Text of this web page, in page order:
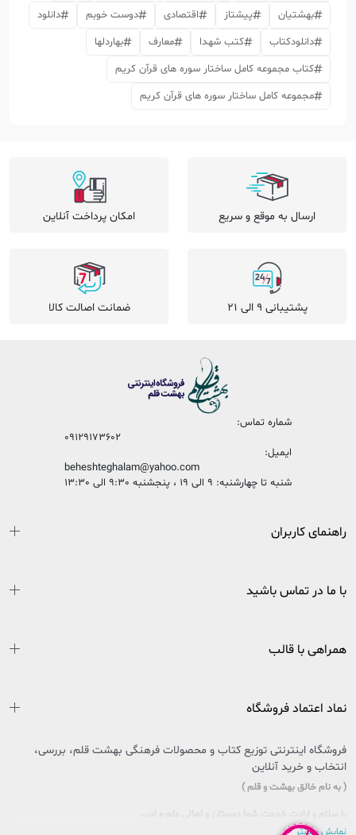
بهشتیان
پیشتاز اقتصادی دوست خوبم
دانلود
دانلودکتاب
کتب شهدا معارف
بهاردلها
کتاب مجموعه کامل ساختار سوره های قرآن کریم
مجموعه کامل ساختار سوره های قرآن کریم
ارسال به موقع و سریع امکان پرداخت آنلاین
پشتیبانی 9 الی 21 ضمانت اصالت کالا
شماره تماس:
09129173602
ایمیل:
beheshteghalam@yahoo.com
شنبه تا چهارشنبه: 9 الی 19 ، پنجشنبه 9:30 الی 13:30
راهنمای کاربران
با ما در تماس باشید
همراهی با قالب
نماد اعتماد فروشگاه
فروشگاه اینترنتی توزیع کتاب و محصولات فرهنگی بهشت قلم، بررسی،
انتخاب و خرید آنلاین
( به نام خالق بهشت و قلم )
با سلام و ارادت خدمت شما دوستان و اهالی علم و ادب
نمایش بیشتر